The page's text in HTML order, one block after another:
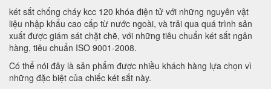
két sắt chống cháy kcc 120 khóa điện tử với những nguyên vật
liệu nhập khẩu cao cấp từ nước ngoài, và trải qua quá trình sản
xuất được giám sát chặt chẽ, với những tiêu chuẩn két sắt ngân
hàng, tiêu chuẩn ISO 9001-2008.
Có thể nói đây là sản phẩm được nhiều khách hàng lựa chọn vì
những đặc biệt của chiếc két sắt này.